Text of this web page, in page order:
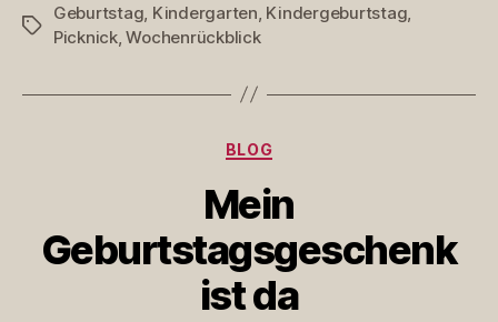
Schlagwörter
Geburtstag, Kindergarten, Kindergeburtstag,
Picknick,Wochenrückblick
Kategorien
BLOG
Mein
Geburtstagsgeschenk
ist da